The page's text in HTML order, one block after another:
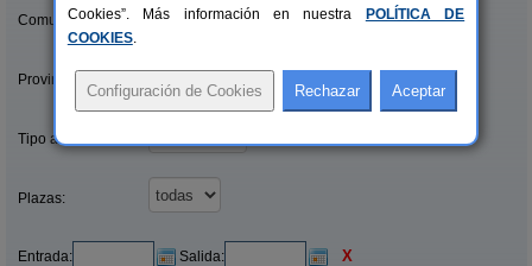
Comunidades:
Provincias/Islas:
Tipo alquiler:
Plazas:
Entrada: Salida: X
Cookies”. Más información en nuestra
POLÍTICA DE
COOKIES.